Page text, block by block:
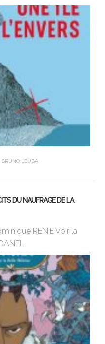
BRUNO LEUBA
DU NAUFRAGE DE LA
RENIE Voir la